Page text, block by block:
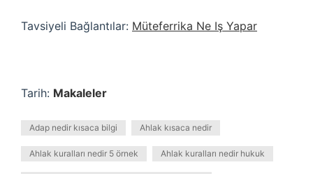
Tavsiyeli Bağlantılar: Müteferrika Ne Iş Yapar
Tarih: Makaleler
Adap nedir kısaca bilgi Ahlak kısaca nedir
Ahlak kuralları nedir 5 örnek Ahlak kuralları nedir hukuk